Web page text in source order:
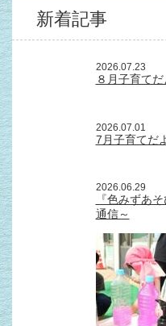
新着記事
2026.07.23
８月子育てだ
2026.07.01
7月子育てだ
2026.06.29
『色みずあ
通信～